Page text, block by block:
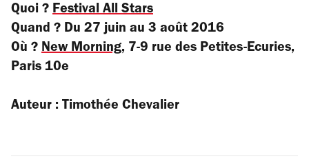
Quoi ? Festival All Stars
Quand ? Du 27 juin au 3 août 2016
Où ? New Morning, 7-9 rue des Petites-Ecuries,
Paris 10e
Auteur : Timothée Chevalier